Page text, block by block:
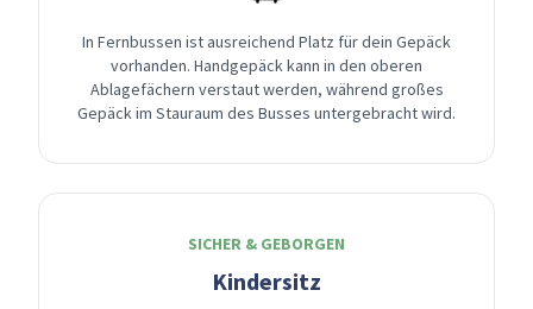
In Fernbussen ist ausreichend Platz für dein Gepäck
vorhanden. Handgepäck kann in den oberen
Ablagefächern verstaut werden, während großes
Gepäck im Stauraum des Busses untergebracht wird.
SICHER & GEBORGEN
Kindersitz